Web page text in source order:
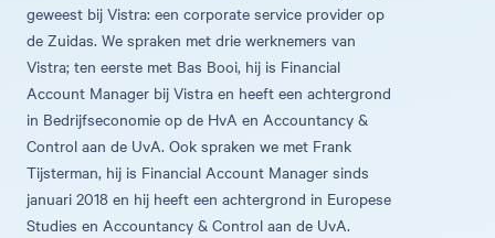
geweest bij Vistra: een corporate service provider op
de Zuidas. We spraken met drie werknemers van
Vistra; ten eerste met Bas Booi, hij is Financial
Account Manager bij Vistra en heeft een achtergrond
in Bedrijfseconomie op de HvA en Accountancy &
Control aan de UvA. Ook spraken we met Frank
Tijsterman, hij is Financial Account Manager sinds
januari 2018 en hij heeft een achtergrond in Europese
Studies en Accountancy & Control aan de UvA.